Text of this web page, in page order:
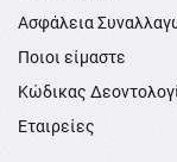
Ασφάλεια
Ποιοι είμαστε
Κώδικας
Εταιρείες